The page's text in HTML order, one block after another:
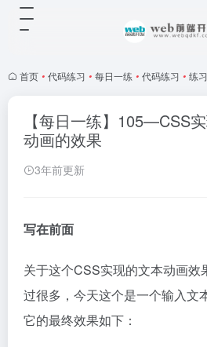
首页 • 代码练习 • 每日一练 • 代码练习 • 练
【每日一练】105—CSS
动画的效果
3年前更新
写在前面
关于这个CSS实现的文本动画效
过很多，今天这个是一个输入文
它的最终效果如下：